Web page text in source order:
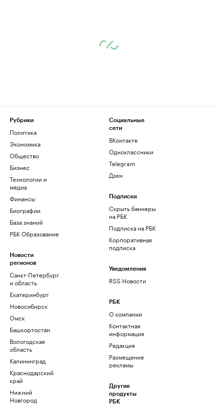
Рубрики
Политика
Экономика
Общество
Бизнес
Технологии и
медиа
Финансы
Биографии
База знаний
РБК Образование
Новости
регионов
Санкт-Петербург
и область
Екатеринбург
Новосибирск
Омск
Башкортостан
Вологодская
область
Калининград
Краснодарский
край
Нижний
Новгород
Социальные
сети
ВКонтакте
Одноклассники
Telegram
Дзен
Подписки
Скрыть баннеры
на РБК
Подписка на РБК
Корпоративная
подписка
Уведомления
RSS Новости
РБК
О компании
Контактная
информация
Редакция
Размещение
рекламы
Другие
продукты
РБК